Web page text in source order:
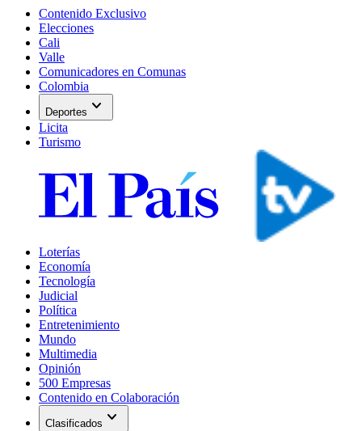
Contenido Exclusivo
Elecciones
Cali
Valle
Comunicadores en Comunas
Colombia
Deportes expand_more
Licita
Turismo
Loterías
Economía
Tecnología
Judicial
Política
Entretenimiento
Mundo
Multimedia
Opinión
500 Empresas
Contenido en Colaboración
Clasificados expand_more